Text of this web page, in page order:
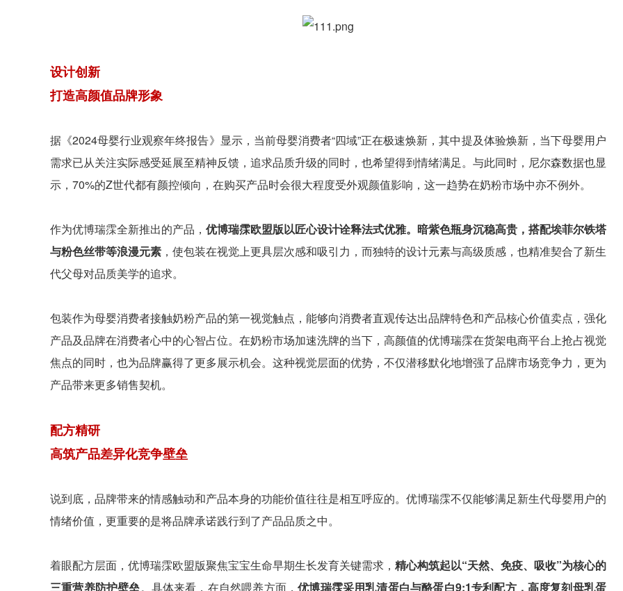
设计创新
打造高颜值品牌形象
据《2024母婴行业观察年终报告》显示，当前母婴消费者“四域”正在极速焕新，其中提及体验焕新，当下母婴用户
需求已从关注实际感受延展至精神反馈，追求品质升级的同时，也希望得到情绪满足。与此同时，尼尔森数据也显
示，70%的Z世代都有颜控倾向，在购买产品时会很大程度受外观颜值影响，这一趋势在奶粉市场中亦不例外。
作为优博瑞霂全新推出的产品， 优博瑞霂欧盟版以匠心设计诠释法式优雅。暗紫色瓶身沉稳高贵，搭配埃菲尔铁塔
与粉色丝带等浪漫元素 ，使包装在视觉上更具层次感和吸引力，而独特的设计元素与高级质感，也精准契合了新生
代父母对品质美学的追求。
包装作为母婴消费者接触奶粉产品的第一视觉触点，能够向消费者直观传达出品牌特色和产品核心价值卖点，强化
产品及品牌在消费者心中的心智占位。在奶粉市场加速洗牌的当下，高颜值的优博瑞霂在货架电商平台上抢占视觉
焦点的同时，也为品牌赢得了更多展示机会。这种视觉层面的优势，不仅潜移默化地增强了品牌市场竞争力，更为
产品带来更多销售契机。
配方精研
高筑产品差异化竞争壁垒
说到底，品牌带来的情感触动和产品本身的功能价值往往是相互呼应的。优博瑞霂不仅能够满足新生代母婴用户的
情绪价值，更重要的是将品牌承诺践行到了产品品质之中。
着眼配方层面，优博瑞霂欧盟版聚焦宝宝生命早期生长发育关键需求， 精心构筑起以“天然、免疫、吸收”为核心的
三重营养防护壁垒。具体来看，在自然喂养方面，优博瑞霂采用乳清蛋白与酪蛋白9:1专利配方，高度复刻母乳蛋